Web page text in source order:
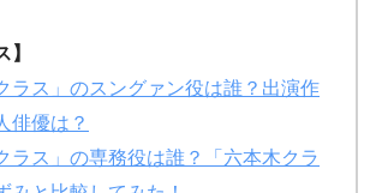
】
ラス」のスングァン役は誰？出演作
俳優は？
ラス」の専務役は誰？「六本木クラ